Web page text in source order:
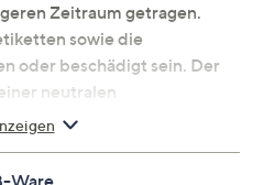
Zeitraum getragen.
sowie die
oder beschädigt sein. Der
neutralen
Erfahre mehr unter dem
Dreiecks-